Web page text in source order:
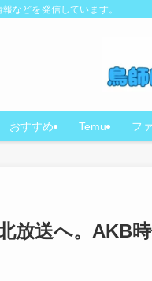
などを発信しています。
おすすめ Temu フ
放送へ。AKB